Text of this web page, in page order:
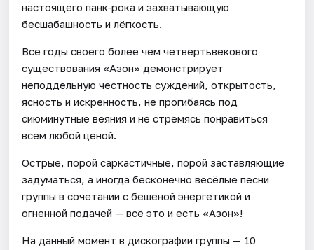
настоящего панк‑рока и захватывающую
бесшабашность и лёгкость.
Все годы своего более чем четвертьвекового
существования «Азон» демонстрирует
неподдельную честность суждений, открытость,
ясность и искренность, не прогибаясь под
сиюминутные веяния и не стремясь понравиться
всем любой ценой.
Острые, порой саркастичные, порой заставляющие
задуматься, а иногда бесконечно весёлые песни
группы в сочетании с бешеной энергетикой и
огненной подачей — всё это и есть «Азон»!
На данный момент в дискографии группы — 10